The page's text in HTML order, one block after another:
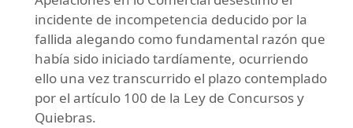
incidente de incompetencia deducido por la
fallida alegando como fundamental razón que
había sido iniciado tardíamente, ocurriendo
ello una vez transcurrido el plazo contemplado
por el artículo 100 de la Ley de Concursos y
Quiebras.